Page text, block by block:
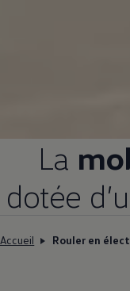
La
dotée
Accueil Rouler en